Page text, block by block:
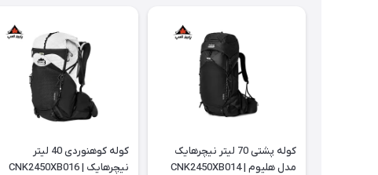
کوله پشتی 70 لیتر نیچرهایک
مدل هلیوم | CNK2450XB014
کوله کوهنوردی 40 لیتر
نیچرهایک | CNK2450XB016